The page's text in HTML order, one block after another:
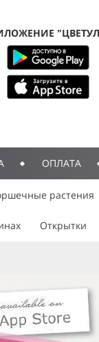
ОПЛАТА
растения
Открытки